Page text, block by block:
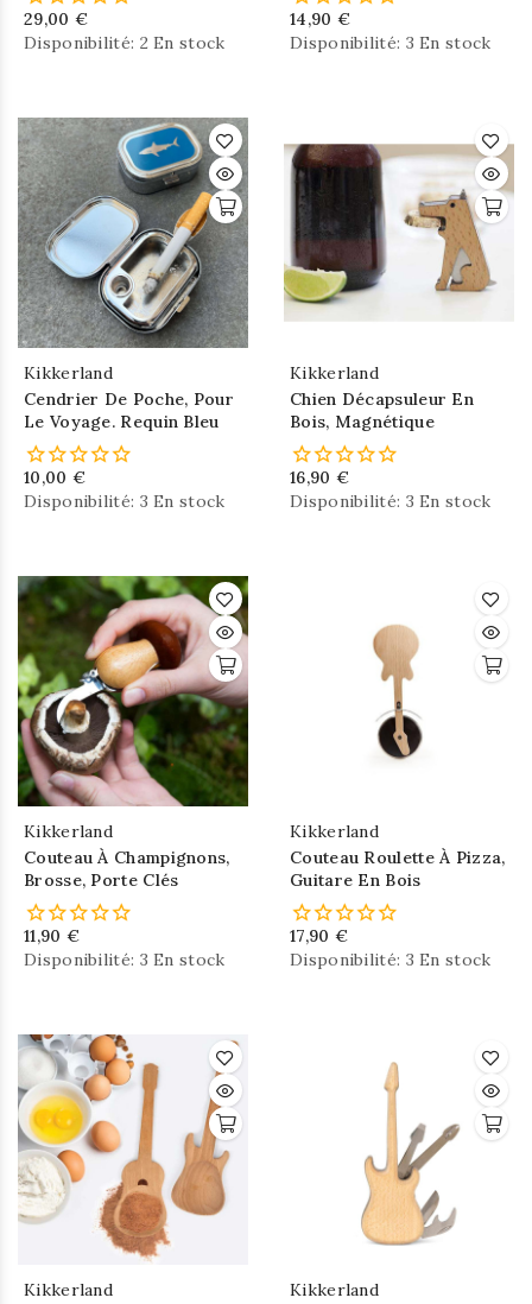
29,00 €
Disponibilité: 2 En stock
14,90 €
Disponibilité: 3 En stock
Kikkerland
Cendrier De Poche, Pour
Le Voyage. Requin Bleu
10,00 €
Disponibilité: 3 En stock
Kikkerland
Chien Décapsuleur En
Bois, Magnétique
16,90 €
Disponibilité: 3 En stock
Kikkerland
Couteau À Champignons,
Brosse, Porte Clés
11,90 €
Disponibilité: 3 En stock
Kikkerland
Couteau Roulette À Pizza,
Guitare En Bois
17,90 €
Disponibilité: 3 En stock
Kikkerland
Kikkerland